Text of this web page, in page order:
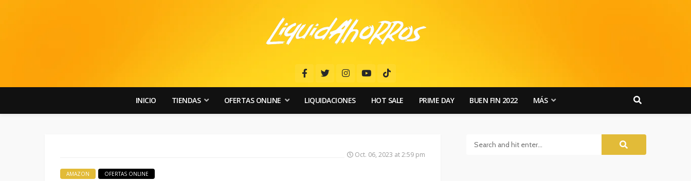
INICIO TIENDAS OFERTAS ONLINE LIQUIDACIONES HOT SALE PRIME DAY BUEN FIN 2022 MÁS
Oct. 06, 2023 at 2:59 pm
AMAZON OFERTAS ONLINE